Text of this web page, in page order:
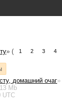
» ( 1 2 3 4
домашний очаг»
13 Mb
UTC